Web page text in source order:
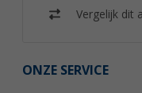
Vergelijk dit
ONZE SERVICE
satellietsysteem wit
(12)